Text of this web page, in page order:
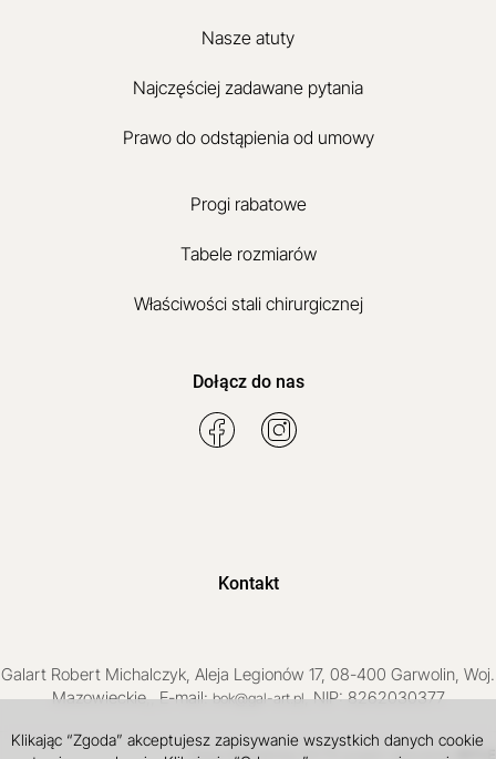
Nasze atuty
Najczęściej zadawane pytania
Prawo do odstąpienia od umowy
Progi rabatowe
Tabele rozmiarów
Właściwości stali chirurgicznej
Dołącz do nas
Kontakt
Galart Robert Michalczyk, Aleja Legionów 17, 08-400 Garwolin, Woj.
Mazowieckie,, E-mail:bok@gal-art.pl, NIP: 8262030377
Sklep internetowy SOTE projekt i wdrożenie
Klikając “Zgoda” akceptujesz zapisywanie wszystkich danych cookie